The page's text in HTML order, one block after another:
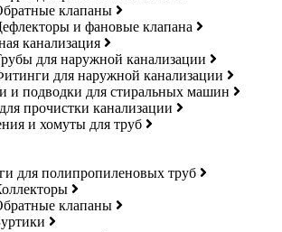
клапаны
и фановые клапана
канализация
для наружной канализации
для наружной канализации
и подводки для стиральных машин
прочистки канализации
и хомуты для труб
для полипропиленовых труб
клапаны